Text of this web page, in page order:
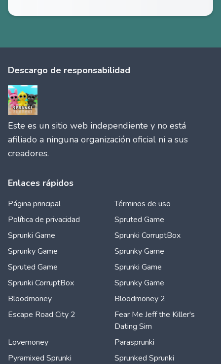
Descargo de responsabilidad
Este es un sitio web independiente y no está
afiliado a ninguna organización oficial ni a sus
creadores.
Enlaces rápidos
Página principal
Términos de uso
Política de privacidad
Spruted Game
Sprunki Game
Sprunki CorruptBox
Sprunky Game
Sprunky Game
Spruted Game
Sprunki Game
Sprunki CorruptBox
Sprunky Game
Bloodmoney
Bloodmoney 2
Escape Road City 2
Fear Me Jeff the Killer's
Dating Sim
Lovemoney
Parasprunki
Pyramixed Sprunki
Sprunked Sprunki